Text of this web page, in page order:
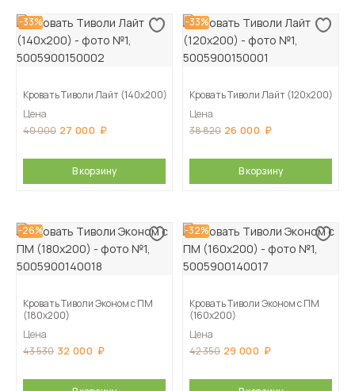
-33%
Кровать Тиволи Лайт (140х200)
Цена
40 000 27 000
В корзину
-33%
Кровать Тиволи Лайт (120х200)
Цена
38 820 26 000
В корзину
-26%
Кровать Тиволи Эконом с ПМ
(180х200)
Цена
43 530 32 000
-32%
Кровать Тиволи Эконом с ПМ
(160х200)
Цена
42 350 29 000